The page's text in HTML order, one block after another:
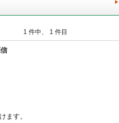
1 件中、 1 件目
ます。